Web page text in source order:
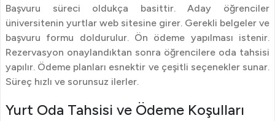
Başvuru süreci oldukça basittir. Aday öğrenciler
üniversitenin yurtlar web sitesine girer. Gerekli belgeler ve
başvuru formu doldurulur. Ön ödeme yapılması istenir.
Rezervasyon onaylandıktan sonra öğrencilere oda tahsisi
yapılır. Ödeme planları esnektir ve çeşitli seçenekler sunar.
Süreç hızlı ve sorunsuz ilerler.
Yurt Oda Tahsisi ve Ödeme Koşulları